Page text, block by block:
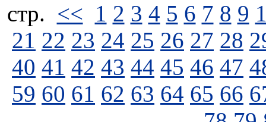
стp. << 1 2 3 4 5 6 7 8 9
21 22 23 24 25 26 27 28
40 41 42 43 44 45 46 47
59 60 61 62 63 64 65 66